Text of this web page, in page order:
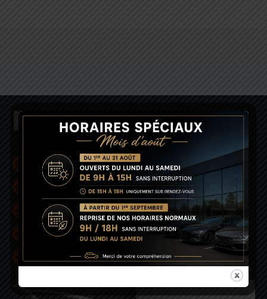
NOTRE GARAGE
Sérieux
Réactivité
Proximité
Professionnalisme
Disponibilité